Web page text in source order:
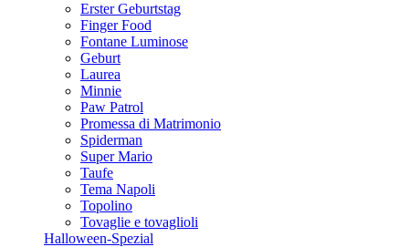
Erster Geburtstag
Finger Food
Fontane Luminose
Geburt
Laurea
Minnie
Paw Patrol
Promessa di Matrimonio
Spiderman
Super Mario
Taufe
Tema Napoli
Topolino
Tovaglie e tovaglioli
Halloween-Spezial